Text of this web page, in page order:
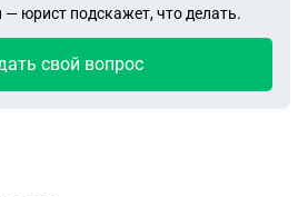
юрист подскажет, что делать.
свой вопрос